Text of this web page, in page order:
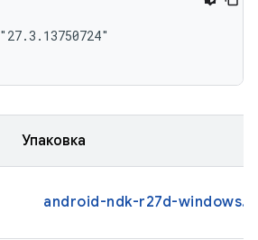
Упаковка
android-ndk-r27d-